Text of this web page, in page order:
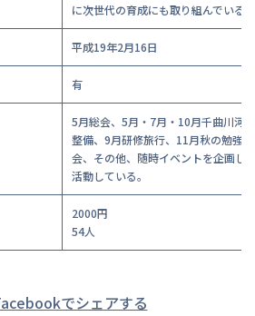
に次世代の育成にも取り組んでいる。
平成19年2月16日
有
5月総会、5月・7月・10月千曲川河川
整備、9月研修旅行、11月秋の勉強
会、その他、随時イベントを企画し
活動している。
2000円
54人
でシェアする